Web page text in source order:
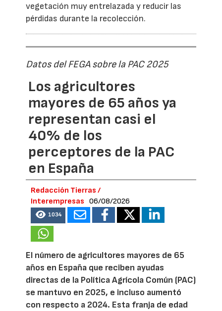
vegetación muy entrelazada y reducir las
pérdidas durante la recolección.
Datos del FEGA sobre la PAC 2025
Los agricultores
mayores de 65 años ya
representan casi el
40% de los
perceptores de la PAC
en España
Redacción Tierras /
Interempresas
06/08/2026
1034
El número de agricultores mayores de 65
años en España que reciben ayudas
directas de la Política Agrícola Común (PAC)
se mantuvo en 2025, e incluso aumentó
con respecto a 2024. Esta franja de edad